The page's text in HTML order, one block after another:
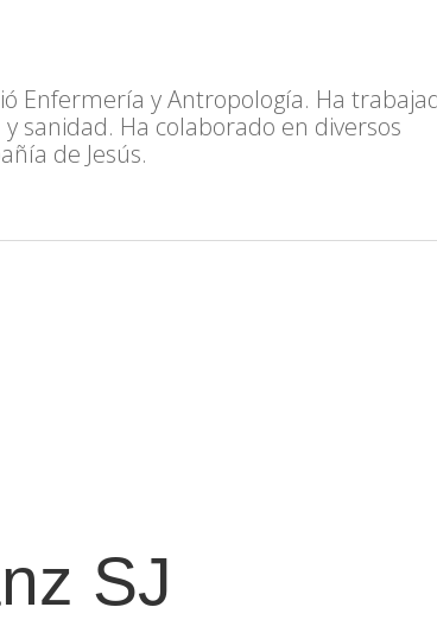
Enfermería y Antropología. Ha
sanidad. Ha colaborado en diversos
de Jesús.
SJ